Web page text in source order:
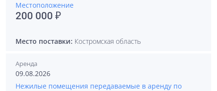
Местоположение
200 000 ₽
Место поставки: Костромская область
Аренда
09.08.2026
Нежилые помещения передаваемые в аренду по